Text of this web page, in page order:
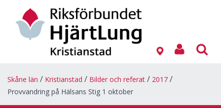
Skåne län Kristianstad Bilder och referat
2017
Provvandring på Hälsans Stig 1 oktober